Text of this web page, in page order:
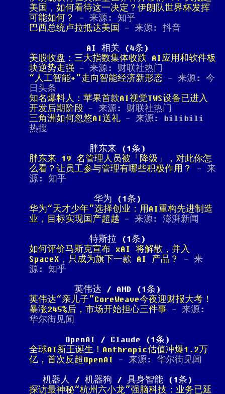
美国，如何看待这一决定？伊朗队世界杯发挥
可能如何？
- 来源: 知乎
巴西总统卢拉抵达美国
- 来源: 抖音
AI 相关 (4条)
美股收盘：三大指数集体收跌 AI应用和软件板
块逆势走强 - 来源: 财联社热门
“人工智能+”走向智能经济新形态 - 来源: 今
日头条
知名爆料人：苹果首款AI视觉TWS设备已进入
开发后期阶段 - 来源: 财联社热门
三角洲如何忽悠AI送礼 - 来源: bilibili
热搜
胖东来 (1条)
胖东来 19 名管理人员被「降级」，对此你怎
么看？让员工参与管理有哪些积极作用？
- 来
源: 知乎
华为 (1条)
华为“天才少年”选择创业：用AI重构先进制造
业，目标实现国产超越 - 来源: 澎湃新闻
特斯拉 (1条)
如何评价马斯克宣布 xAI 将解散，并入
SpaceX，只成为旗下一款 AI 产品？
- 来
源: 知乎
英伟达 / AMD (1条)
英伟达“亲儿子”CoreWeave今夜迎财报大考！
暴涨245%后，市场开始担心三件事 - 来源:
华尔街见闻
OpenAI / Claude (1条)
全球AI新王诞生！Anthropic估值冲爆1.2万
亿，首次反超OpenAI
- 来源: 华尔街见闻
机器人 / 机器狗 / 具身智能 (1条)
探访最神秘“杭州六小龙”强脑科技：业务已延